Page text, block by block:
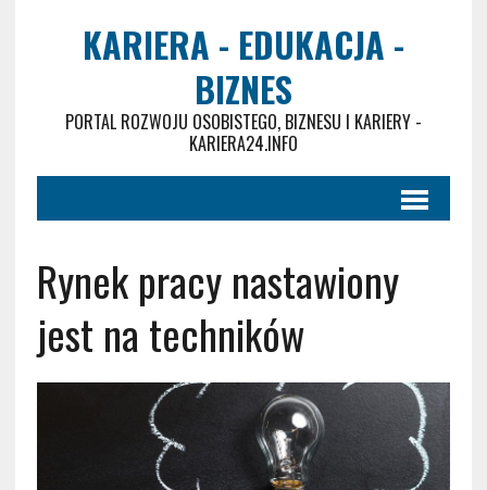
KARIERA - EDUKACJA -
BIZNES
PORTAL ROZWOJU OSOBISTEGO, BIZNESU I KARIERY -
KARIERA24.INFO
Rynek pracy nastawiony
jest na techników